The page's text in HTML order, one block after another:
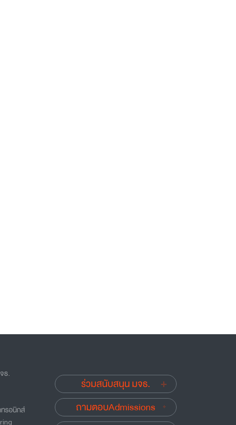
ธ.
ทรอนิกส์
ร่วมสนับสนุน มจธ.
ถามตอบAdmissions